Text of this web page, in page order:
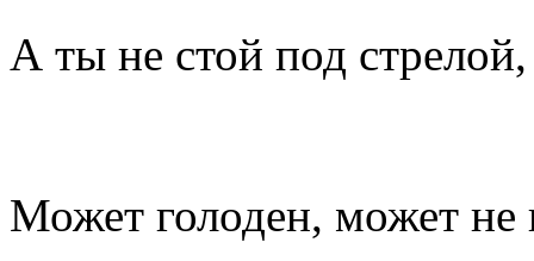
А ты не стой под
Может голоден, может не